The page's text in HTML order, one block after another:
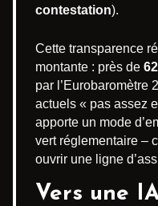
contestation).
Cette transparence
montante : près de
par l’Eurobaromètre
actuels « pas assez
apporte un mode
vert réglementaire –
ouvrir une ligne
Vers une